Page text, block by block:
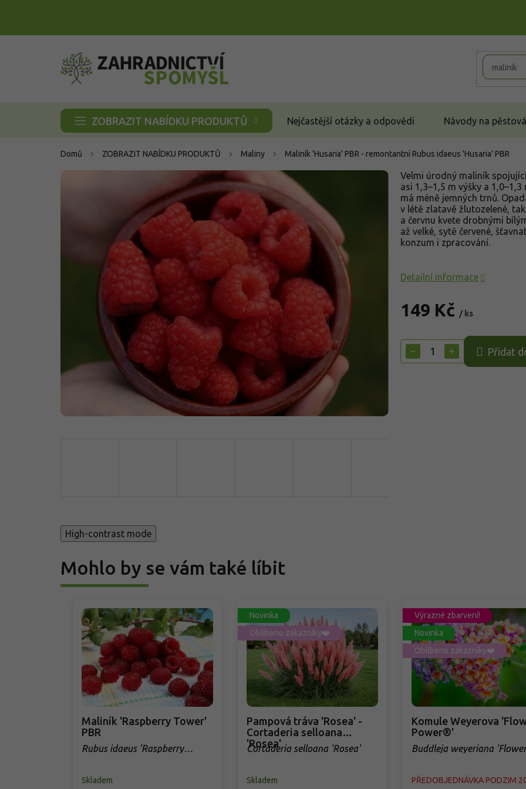
ZOBRAZIT NABÍDKU PRODUKTŮ Nejčastější otázky a odpovědi Návody na
Domů ZOBRAZIT NABÍDKU PRODUKTŮ Maliny Maliník 'Husaria' PBR - remontantníRubus idaeus 'Husaria' PBR
149 Kč / ks
cena:
+
− Přidat
Velmi úrodný maliník
asi 1,3–1,5 m výšky a
má méně jemných trnů.
v létě zlatavě žlutozelené,
a červnu kvete drobnými
až velké, sytě červené,
konzum i zpracování.
Detailní informace
High-contrast mode
Mohlo by se vám také líbit
Maliník 'Raspberry Tower'
PBR
Rubus idaeus 'Raspberry
Skladem
Novinka
Oblíbeno zákazníky❤️
Pampová tráva 'Rosea' -
Cortaderia selloana
'Rosea'
Cortaderia selloana 'Rosea'
Skladem
Výrazné zbarvení!
Novinka
Oblíbeno zákazníky❤️
Komule Weyerova
Power®'
Buddleja weyeriana 'Flower
PŘEDOBJEDNÁVKA PODZIM